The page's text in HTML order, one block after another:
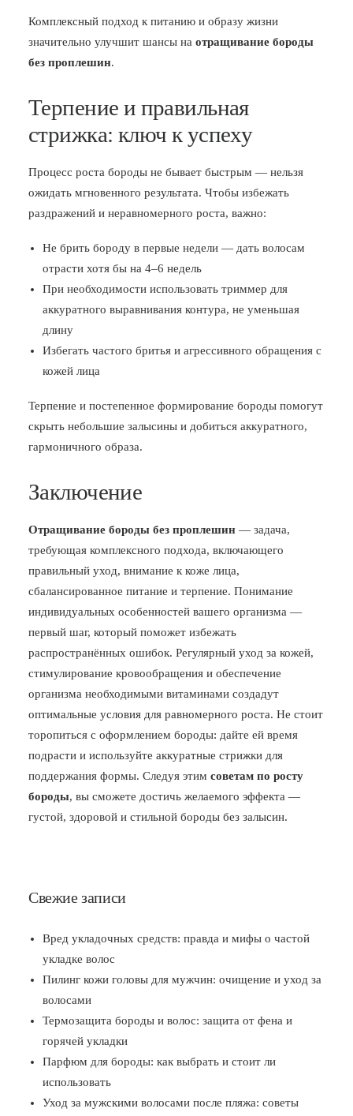
Комплексный подход к питанию и образу жизни
значительно улучшит шансы на отращивание бороды
без проплешин.
Терпение и правильная
стрижка: ключ к успеху
Процесс роста бороды не бывает быстрым — нельзя
ожидать мгновенного результата. Чтобы избежать
раздражений и неравномерного роста, важно:
Не брить бороду в первые недели — дать волосам
отрасти хотя бы на 4–6 недель
При необходимости использовать триммер для
аккуратного выравнивания контура, не уменьшая
длину
Избегать частого бритья и агрессивного обращения с
кожей лица
Терпение и постепенное формирование бороды помогут
скрыть небольшие залысины и добиться аккуратного,
гармоничного образа.
Заключение
Отращивание бороды без проплешин — задача,
требующая комплексного подхода, включающего
правильный уход, внимание к коже лица,
сбалансированное питание и терпение. Понимание
индивидуальных особенностей вашего организма —
первый шаг, который поможет избежать
распространённых ошибок. Регулярный уход за кожей,
стимулирование кровообращения и обеспечение
организма необходимыми витаминами создадут
оптимальные условия для равномерного роста. Не стоит
торопиться с оформлением бороды: дайте ей время
подрасти и используйте аккуратные стрижки для
поддержания формы. Следуя этим советам по росту
бороды, вы сможете достичь желаемого эффекта —
густой, здоровой и стильной бороды без залысин.
Свежие записи
Вред укладочных средств: правда и мифы о частой
укладке волос
Пилинг кожи головы для мужчин: очищение и уход за
волосами
Термозащита бороды и волос: защита от фена и
горячей укладки
Парфюм для бороды: как выбрать и стоит ли
использовать
Уход за мужскими волосами после пляжа: советы